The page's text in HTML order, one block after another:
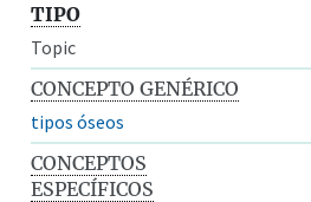
TIPO
Topic
CONCEPTO GENÉRICO
tipos óseos
CONCEPTOS
ESPECÍFICOS